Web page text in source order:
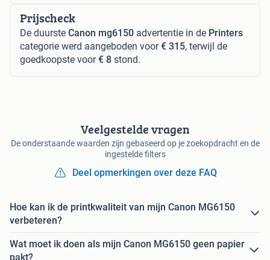
Prijscheck
De duurste Canon mg6150 advertentie in de Printers
categorie werd aangeboden voor€ 315, terwijl de
goedkoopste voor€ 8 stond.
Veelgestelde vragen
De onderstaande waarden zijn gebaseerd op je zoekopdracht en de
ingestelde filters
Deel opmerkingen over deze FAQ
Hoe kan ik de printkwaliteit van mijn Canon MG6150
verbeteren?
Wat moet ik doen als mijn Canon MG6150 geen papier
pakt?